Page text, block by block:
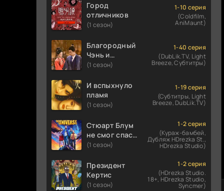
Город
отличников
(1 сезон)
1-10 серия
(Coldfilm,
AniMaunt)
Благородный
Чэнь и
прекрасная
(1 сезон)
1-40 серия
(DubLik.TV, Light
Breeze, Субтитры)
И вспыхнуло
пламя
(1 сезон)
1-19 серия
(Субтитры, Light
Breeze, DubLik.TV)
Стюарт Блум
не смог спасти
вселенную
(1 сезон)
1-2 серия
(Кураж-бамбей,
Дубляж HDrezka St.,
HDrezka Studio)
Президент
Кертис
(1 сезон)
1-2 серия
(HDrezka Studio.
18+, HDrezka Studio,
Syncmer)